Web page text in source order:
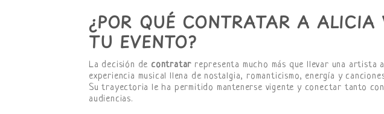
¿POR QUÉ CONTRATAR A ALICIA
TU EVENTO?
La decisión de contratar representa mucho más que llevar una artista
experiencia musical llena de nostalgia, romanticismo, energía y
Su trayectoria le ha permitido mantenerse vigente y conectar tanto
audiencias.